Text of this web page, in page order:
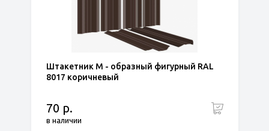
Штакетник М - образный фигурный RAL
8017 коричневый
70 р.
в наличии